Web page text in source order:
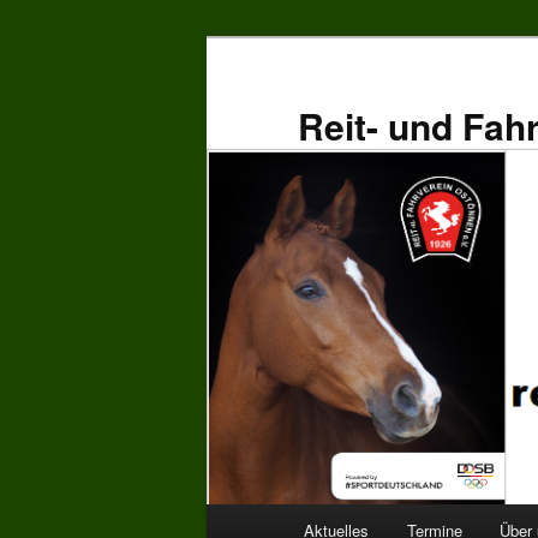
Reit- und
Aktuelles Termine Über